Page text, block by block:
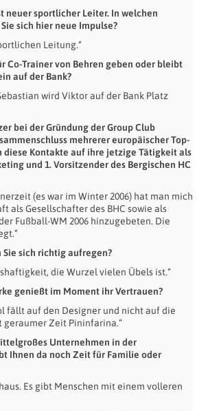
neuer sportlicher Leiter. In welchen
sich hier neue Impulse?
Leitung.“
Co-Trainer von Behren geben oder bleibt
auf der Bank?
wird Viktor auf der Bank Platz
bei der Gründung der Group Club
mehrerer europäischer Top-
diese Kontakte auf ihre jetzige Tätigkeit als
und 1. Vorsitzender des Bergischen HC
(es war im Winter 2006) hat man mich
als Gesellschafter des BHC sowie als
Fußball-WM 2006 hinzugebeten. Die
Sie sich richtig aufregen?
die Wurzel vielen Übels ist.“
genießt im Moment ihr Vertrauen?
fällt auf den Designer und nicht auf die
geraumer Zeit Pininfarina.“
Unternehmen in der
Ihnen da noch Zeit für Familie oder
Es gibt Menschen mit einem volleren